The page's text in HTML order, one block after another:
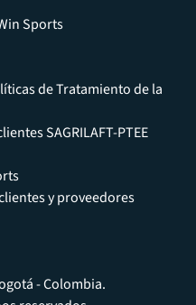
Sports
de Tratamiento de la
SAGRILAFT-PTEE
y proveedores
- Colombia.